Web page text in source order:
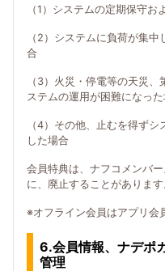
（1）システムの定期保守
（2）システムに負荷が集
合
（3）火災・停電等の天災
ステムの運用が困難になっ
（4）その他、止むを得ず
した場合
会員特典は、ナフコメンバ
に、廃止することがあります
※オフライン会員はアプリ会
6.会員情報、ナデポ
管理